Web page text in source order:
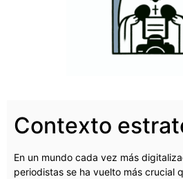
Contexto
En un mundo cada vez más
periodistas se ha vuelto más crucial